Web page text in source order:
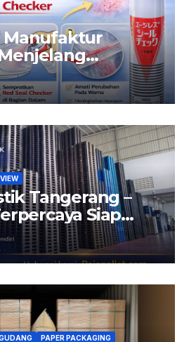
Manufaktur
Kemasan
Red Seal
Tangerang –
Siap
PAPER PACKAGING